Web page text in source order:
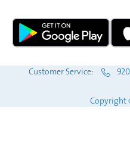
Customer Service:
Copyright